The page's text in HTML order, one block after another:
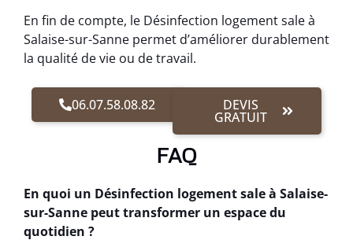
En fin de compte, le Désinfection logement sale à
Salaise-sur-Sanne permet d’améliorer durablement
la qualité de vie ou de travail.
06.07.58.08.82 DEVIS
GRATUIT
FAQ
En quoi un Désinfection logement sale à Salaise-
sur-Sanne peut transformer un espace du
quotidien ?